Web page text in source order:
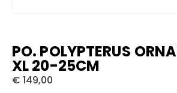
PO. POLYPTERUS
XL 20-25CM
€ 149,00